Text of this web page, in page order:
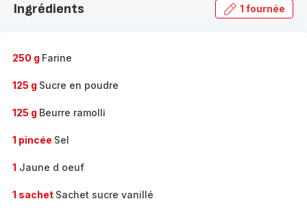
gamme
Ingrédients 1 fournée
250 g Farine
125 g Sucre en poudre
125 g Beurre ramolli
1 pincée Sel
1 Jaune d oeuf
1 sachet Sachet sucre vanillé